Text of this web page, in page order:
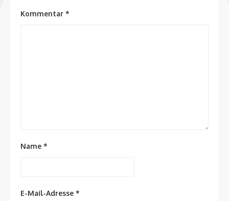
Kommentar *
Name *
E-Mail-Adresse *